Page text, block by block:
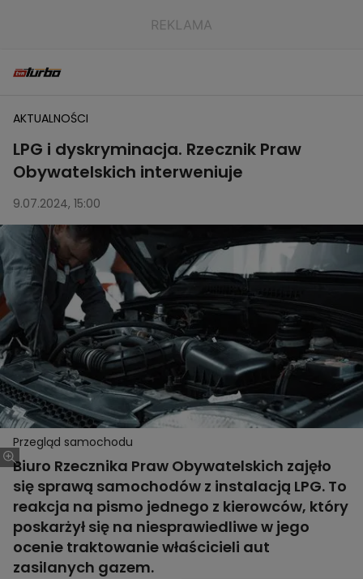
AKTUALNOŚCI
LPG i dyskryminacja. Rzecznik Praw
Obywatelskich interweniuje
9.07.2024, 15:00
Przegląd samochodu
Biuro Rzecznika Praw Obywatelskich zajęło
się sprawą samochodów z instalacją LPG. To
reakcja na pismo jednego z kierowców, który
poskarżył się na niesprawiedliwe w jego
ocenie traktowanie właścicieli aut
zasilanych gazem.